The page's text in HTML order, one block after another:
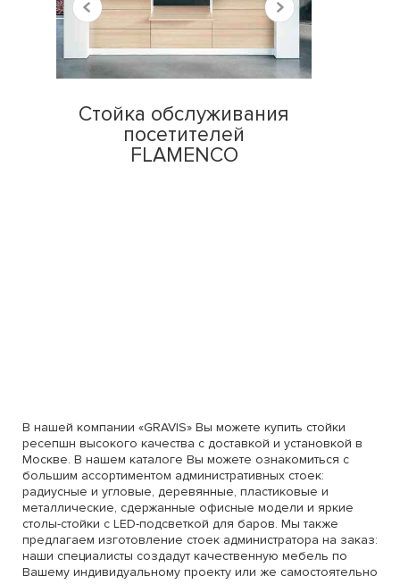
Стойка обслуживания
посетителей
FLAMENCO
В нашей компании «GRAVIS» Вы можете купить стойки
ресепшн высокого качества с доставкой и установкой в
Москве. В нашем каталоге Вы можете ознакомиться с
большим ассортиментом административных стоек:
радиусные и угловые, деревянные, пластиковые и
металлические, сдержанные офисные модели и яркие
столы-стойки с LED-подсветкой для баров. Мы также
предлагаем изготовление стоек администратора на заказ:
наши специалисты создадут качественную мебель по
Вашему индивидуальному проекту или же самостоятельно